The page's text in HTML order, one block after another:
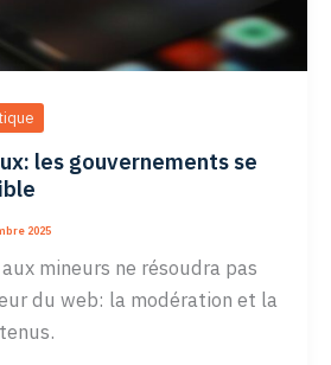
les gouvernements se
2025
mineurs ne résoudra pas
du web: la modération et la